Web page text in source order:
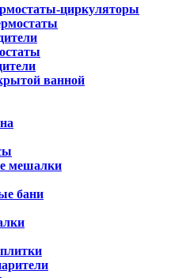
циркуляторы
ванной
мешалки
бани